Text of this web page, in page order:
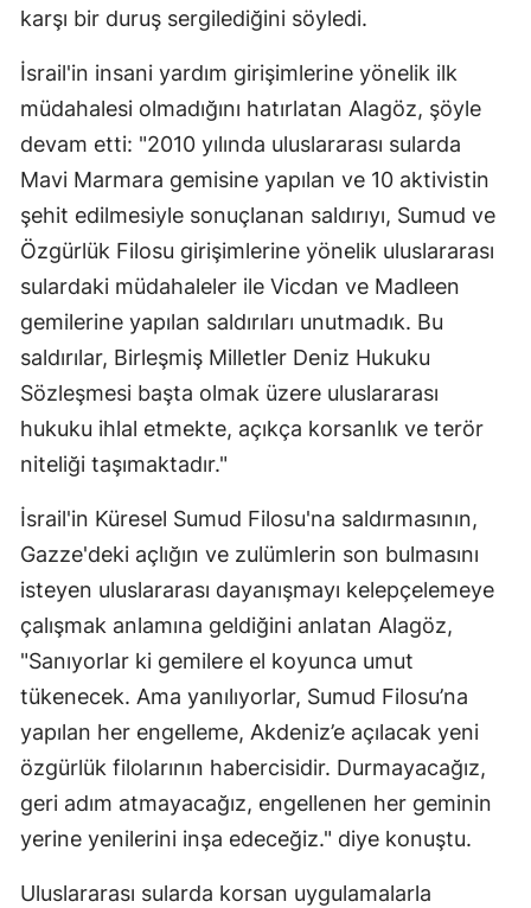
karşı bir duruş sergilediğini söyledi.
İsrail'in insani yardım girişimlerine yönelik ilk
müdahalesi olmadığını hatırlatan Alagöz, şöyle
devam etti: "2010 yılında uluslararası sularda
Mavi Marmara gemisine yapılan ve 10 aktivistin
şehit edilmesiyle sonuçlanan saldırıyı, Sumud ve
Özgürlük Filosu girişimlerine yönelik uluslararası
sulardaki müdahaleler ile Vicdan ve Madleen
gemilerine yapılan saldırıları unutmadık. Bu
saldırılar, Birleşmiş Milletler Deniz Hukuku
Sözleşmesi başta olmak üzere uluslararası
hukuku ihlal etmekte, açıkça korsanlık ve terör
niteliği taşımaktadır."
İsrail'in Küresel Sumud Filosu'na saldırmasının,
Gazze'deki açlığın ve zulümlerin son bulmasını
isteyen uluslararası dayanışmayı kelepçelemeye
çalışmak anlamına geldiğini anlatan Alagöz,
"Sanıyorlar ki gemilere el koyunca umut
tükenecek. Ama yanılıyorlar, Sumud Filosu’na
yapılan her engelleme, Akdeniz’e açılacak yeni
özgürlük filolarının habercisidir. Durmayacağız,
geri adım atmayacağız, engellenen her geminin
yerine yenilerini inşa edeceğiz." diye konuştu.
Uluslararası sularda korsan uygulamalarla